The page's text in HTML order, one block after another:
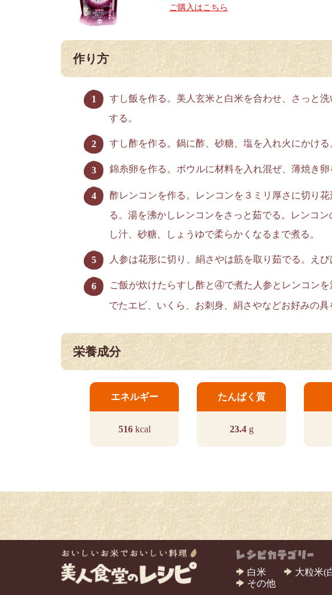
ご購入はこちら
作り方
すし飯を作る。美人玄米と白米を合わせ、さっと
する。
すし酢を作る。鍋に酢、砂糖、塩を入れ火にかけ
錦糸卵を作る。ボウルに材料を入れ混ぜ、薄焼き
酢レンコンを作る。レンコンを３ミリ厚さに切り
る。湯を沸かしレンコンをさっと茹でる。レンコ
し汁、砂糖、しょうゆで柔らかくなるまで煮る。
人参は花形に切り、絹さやは筋を取り茹でる。え
ご飯が炊けたらすし酢と④で煮た人参とレンコン
でたエビ、いくら、お刺身、絹さやなどお好みの具
栄養成分
エネルギー
516kcal
たんぱく質
23.4g
白米 大粒米(
その他